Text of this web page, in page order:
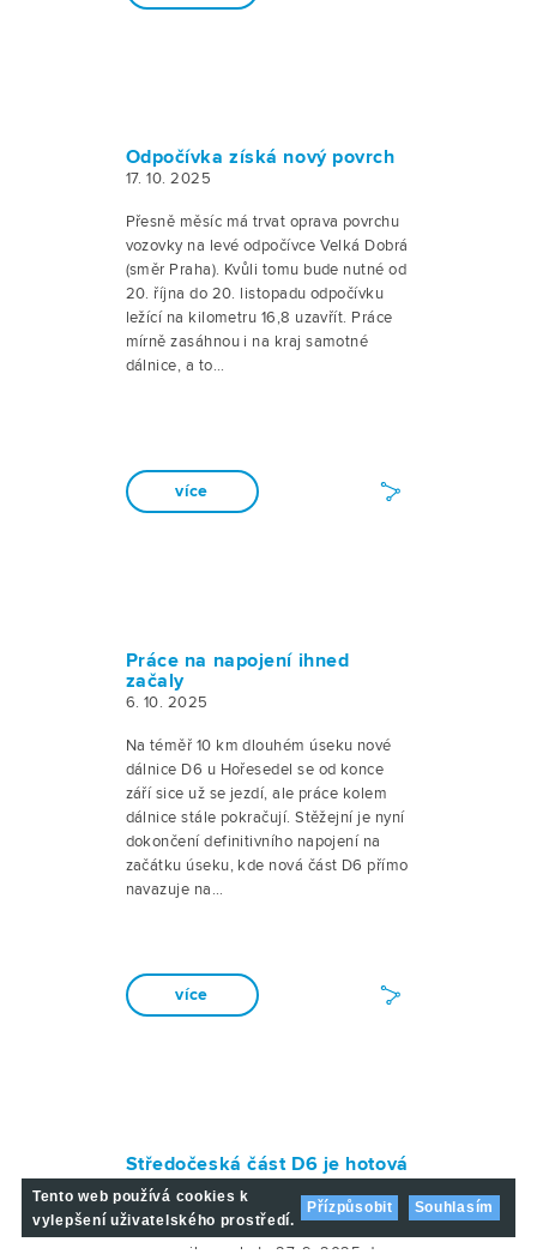
Tento web používá cookies k
vylepšení uživatelského prostředí.
Přízpůsobit Souhlasím
Odpočívka získá nový povrch
17. 10. 2025
Přesně měsíc má trvat oprava povrchu
vozovky na levé odpočívce Velká Dobrá
(směr Praha). Kvůli tomu bude nutné od
20. října do 20. listopadu odpočívku
ležící na kilometru 16,8 uzavřít. Práce
mírně zasáhnou i na kraj samotné
dálnice, a to…
více
Práce na napojení ihned
začaly
6. 10. 2025
Na téměř 10 km dlouhém úseku nové
dálnice D6 u Hořesedel se od konce
září sice už se jezdí, ale práce kolem
dálnice stále pokračují. Stěžejní je nyní
dokončení definitivního napojení na
začátku úseku, kde nová část D6 přímo
navazuje na…
více
Středočeská část D6 je hotová
30. 9. 2025
Ředitelství silnic a dálnic (ŘSD)